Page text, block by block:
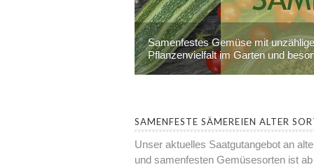
Samenfestes Gemüse mit
Pflanzenvielfalt im Garten und
SAMENFESTE SÄMEREIEN ALTER
Unser aktuelles Saatgutangebot an
und samenfesten Gemüsesorten ist ab